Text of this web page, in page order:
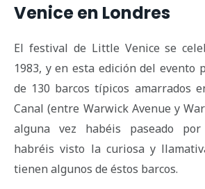
Venice en Londres
El festival de Little Venice se
1983, y en esta edición del evento
de 130 barcos típicos amarrados
Canal (entre Warwick Avenue y
alguna vez habéis paseado por
habréis visto la curiosa y
tienen algunos de éstos barcos.